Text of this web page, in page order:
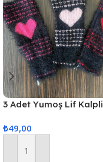
3 Adet Yumoş Lif Kalpli
₺49,00
Sepete Ekle